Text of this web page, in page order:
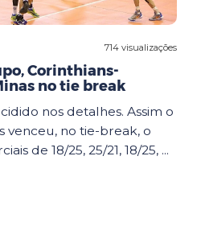
714 visualizações
Corinthians-
no tie break
nos detalhes. Assim o
venceu, no tie-break, o
de 18/25, 25/21, 18/25, ...